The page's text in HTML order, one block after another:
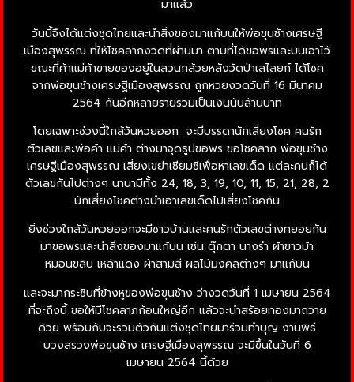
มาแล้ว
วันนี้จึงได้แต่งชุดไทยและนำสิ่งของมาแก้บนให้พ่อขุนช้างเศรษฐี
เมืองสุพรรณ ที่ให้โชคลาภงวดที่ผ่านมา ตามที่ได้ขอพรและบนเอาไว้
ขณะที่ค้าแม่ค้าขายของอยู่ในสวนกล้วยหลังวัดป่าเลไลยก์ ได้โชค
จากพ่อขุนช้างเศรษฐีเมืองสุพรรณ ถูกหวยงวดวันที่ 16 มีนาคม
2564 กันอีกหลายรายรวมเป็นเงินนับล้านบาท
โดยเฉพาะช่วงนี้ใกล้วันหวยออก จะมีบรรดานักเสี่ยงโชค คนรัก
ตัวเลขและพ่อค้า แม่ค้า ต่างมาจุดธูปขอพร ขอโชคลาภ พ่อขุนช้าง
เศรษฐีเมืองสุพรรณ เสี่ยงเขย่าเซียมซีเพื่อหาเลขเด็ด แต่ละคนก็ได้
ตัวเลขกันไปต่างๆ นานามีทั้ง 24, 18, 3, 19, 10, 11, 15, 21, 28, 2
นักเสี่ยงโชคต่างนำเอาเลขเด็ดไปเสี่ยงโชคกัน
ยิ่งช่วงใกล้วันหวยออกจะมีชาวบ้านและคนรักตัวเลขต่างทยอยกัน
มาขอพรและนำสิ่งของมาแก้บน เช่น ตุ๊กตา นางรำ ผ้าขาวม้า
หมอนขลิบ เหล้าแดง ผ้าสามสี ผลไม้มงคลต่างๆ มาแก้บน
และจะมากระซิบที่ข้างหูของพ่อขุนช้าง ว่างวดวันที่ 1 เมษายน 2564
ที่จะถึงนี้ ขอให้มีโชคลาภก้อนใหญ่อีก แล้วจะนำสร้อยทองมาถวาย
ด้วย พร้อมกับจะรวมตัวกันแต่งชุดไทยมาร่วมทำบุญ งานพิธี
บวงสรวงพ่อขุนช้าง เศรษฐีเมืองสุพรรณ จะมีขึ้นในวันที่ 6
เมษายน 2564 นี้ด้วย